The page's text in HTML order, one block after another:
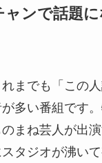
ャンで話題
までも「この
多い番組です
まね芸人が出
タジオが沸い